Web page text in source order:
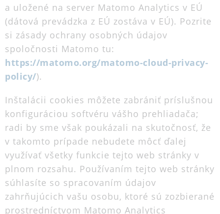
a uložené na server Matomo Analytics v EÚ
(dátová prevádzka z EÚ zostáva v EÚ). Pozrite
si zásady ochrany osobných údajov
spoločnosti Matomo tu:
https://matomo.org/matomo-cloud-privacy-
policy/).
Inštalácii cookies môžete zabrániť príslušnou
konfiguráciou softvéru vášho prehliadača;
radi by sme však poukázali na skutočnosť, že
v takomto prípade nebudete môcť ďalej
využívať všetky funkcie tejto web stránky v
plnom rozsahu. Používaním tejto web stránky
súhlasíte so spracovaním údajov
zahrňujúcich vašu osobu, ktoré sú zozbierané
prostredníctvom Matomo Analytics